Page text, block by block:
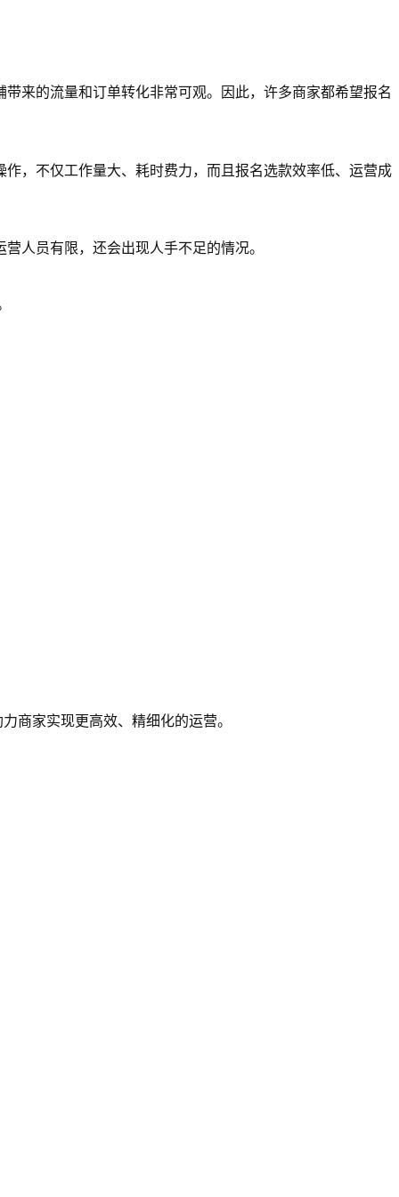
来的流量和订单转化非常可观。因此，许多商家都希望报名
，不仅工作量大、耗时费力，而且报名选款效率低、运营成
人员有限，还会出现人手不足的情况。
商家实现更高效、精细化的运营。